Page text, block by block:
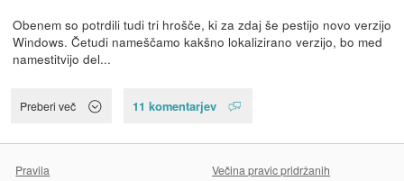
Obenem so potrdili tudi tri hrošče, ki za zdaj še pestijo novo verzijo
Windows. Četudi nameščamo kakšno lokalizirano verzijo, bo med
namestitvijo del...
Preberi več 11 komentarjev
Pravila Večina pravic pridržanih